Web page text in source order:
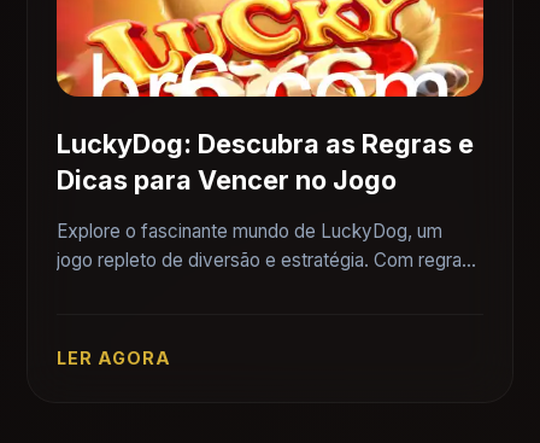
LuckyDog: Descubra as Regras e
Dicas para Vencer no Jogo
Explore o fascinante mundo de LuckyDog, um
jogo repleto de diversão e estratégia. Com regras
LER AGORA